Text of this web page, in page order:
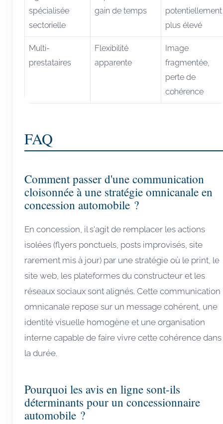
spécialisée
sectorielle
gain de temps
potentiellement
plus élevé
Multi-
prestataires
Flexibilité
apparente
Image
fragmentée,
perte de
cohérence
FAQ
Comment passer d'une communication
cloisonnée à une stratégie omnicanale en
concession automobile ?
En concession, il s'agit de remplacer les actions
isolées (flyers ponctuels, posts improvisés, site
rarement mis à jour) par une stratégie où le print, le
site web, les plateformes du constructeur et les
réseaux sociaux sont alignés. Cette communication
omnicanale repose sur un message cohérent, une
identité visuelle homogène et une organisation
interne capable de faire vivre cette cohérence dans
la durée.
Pourquoi les avis en ligne sont-ils
déterminants pour un concessionnaire
automobile ?